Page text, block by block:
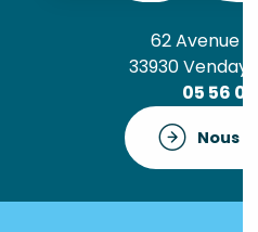
62 Avenue
33930
05 56
Nous